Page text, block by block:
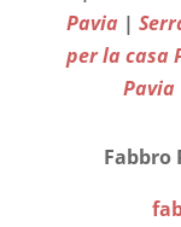
Pavia |
per la casa
Pavia
Fabbro